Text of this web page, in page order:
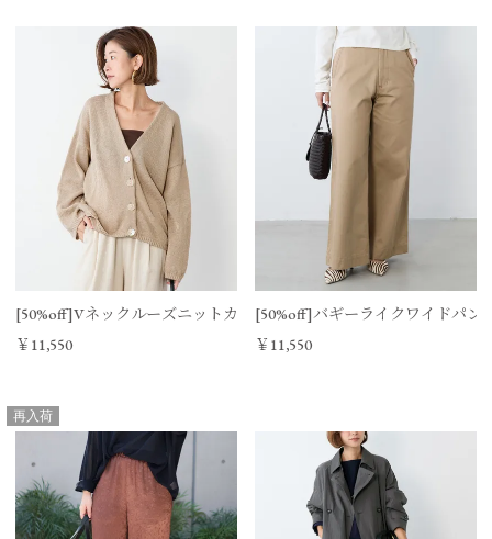
サイズ 着丈
裄丈
FREE
58㎝ 70㎝ 75㎝
[50%off]Vネックルーズニットカーディガン
￥11,550
[50%off]バギーライクワイドパン
￥11,550
再入荷